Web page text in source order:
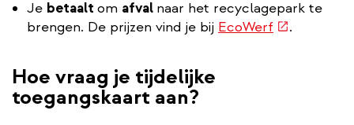
Je betaalt om afval naar het recyclagepark te
brengen. De prijzen vind je bij EcoWerf (externe
.
Hoe vraag je tijdelijke
toegangskaart aan?